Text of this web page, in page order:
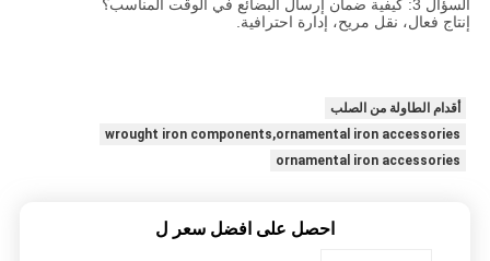
السؤال 3: كيفية ضمان إرسال البضائع في الوقت المناسب؟
إنتاج فعال، نقل مريح، إدارة احترافية.
أقدام الطاولة من الصلب
wrought iron components,ornamental iron accessories
ornamental iron accessories
احصل على افضل سعر ل